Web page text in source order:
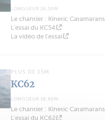
LONGUEUR 16.50M
Le chantier : Kinetic Catamarans
L'essai du KC54
La vidéo de l'essai
PLUS DE 15M
KC62
LONGUEUR 18.90M
Le chantier : Kinetic Catamarans
L'essai du KC62